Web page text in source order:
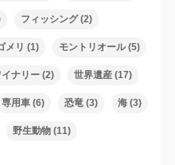
フィッシング(2)
メリ (1) モントリオール(5)
イナリー(2) 世界遺産(17)
専用車(6) 恐竜(3) 海(3)
野生動物(11)